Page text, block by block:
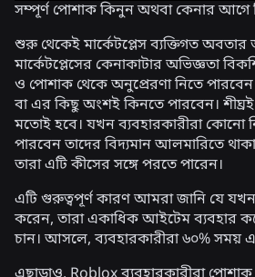
সম্পূর্ণ পোশাক কিনুন অথবা কেনার আগে
শুরু থেকেই মার্কেটপ্লেস ব্যক্তিগত
মার্কেটপ্লেসের কেনাকাটার অভিজ্ঞতা
ও পোশাক থেকে অনুপ্রেরণা নিতে
বা এর কিছু অংশই কিনতে পারবেন। শীঘ্রই
মতোই হবে। যখন ব্যবহারকারীরা কোনো
পারবেন তাদের বিদ্যমান আলমারিতে
তারা এটি কীসের সঙ্গে পরতে পারেন।
এটি গুরুত্বপূর্ণ কারণ আমরা জানি যে যখন
করেন, তারা একাধিক আইটেম ব্যবহার
চান। আসলে, ব্যবহারকারীরা ৬০%